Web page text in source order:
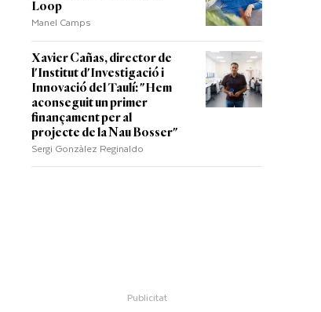
Loop
Manel Camps
Xavier Cañas, director de
l'Institut d'Investigació i
Innovació del Taulí: "Hem
aconseguit un primer
finançament per al
projecte de la Nau Bosser"
Sergi Gonzàlez Reginaldo